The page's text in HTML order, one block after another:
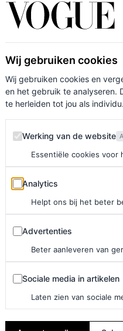
Wij gebruiken cookies
Wij gebruiken cookies en
en het gebruik te analyseren.
te herleiden tot jou als individu.
Werking van de website
Werking van de website
Essentiële cookies
Analytics
Analytics
Helpt ons bij het beter
Advertenties
Advertenties
Beter aanleveren van
Sociale media in artikelen
Sociale media in artikelen
Laten zien van sociale